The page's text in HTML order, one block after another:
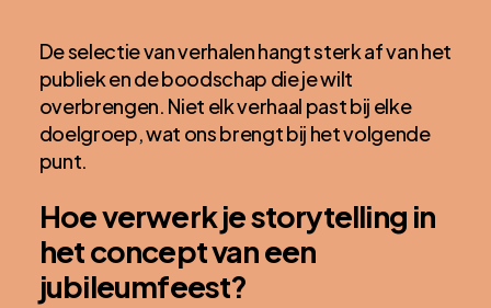
De selectie van verhalen hangt sterk af van het
publiek en de boodschap die je wilt
overbrengen. Niet elk verhaal past bij elke
doelgroep, wat ons brengt bij het volgende
punt.
Hoe verwerk je storytelling in
het concept van een
jubileumfeest?